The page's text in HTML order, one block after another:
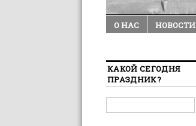
О НАС НОВОСТИ
КАКОЙ СЕГОДНЯ
ПРАЗДНИК?